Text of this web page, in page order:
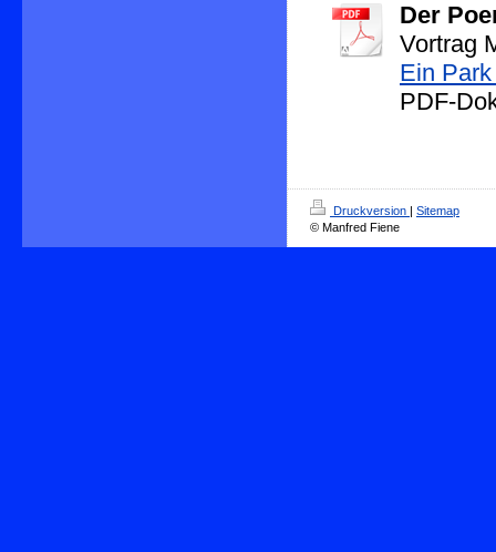
Der
Vortrag
Ein
PDF-
Druckversion
Sitemap
© Manfred Fiene